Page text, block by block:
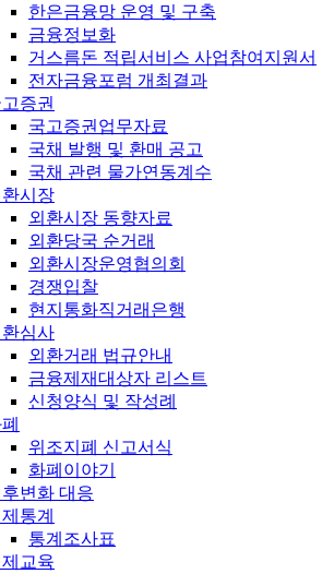
한은금융망 운영 및 구축
금융정보화
거스름돈 적립서비스 사업참여지원서
전자금융포럼 개최결과
증권
국고증권업무자료
국채 발행 및 환매 공고
국채 관련 물가연동계수
시장
외환시장 동향자료
외환당국 순거래
외환시장운영협의회
경쟁입찰
현지통화직거래은행
심사
외환거래 법규안내
금융제재대상자 리스트
신청양식 및 작성례
위조지폐 신고서식
화폐이야기
변화 대응
통계
통계조사표
교육